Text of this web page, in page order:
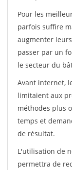
Pour les
parfois suffire
augmenter
passer par un
le secteur du
Avant internet,
limitaient aux
méthodes plus
temps et
de résultat.
L'utilisation de
permettra de